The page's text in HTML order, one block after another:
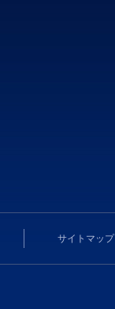
サイトマップ